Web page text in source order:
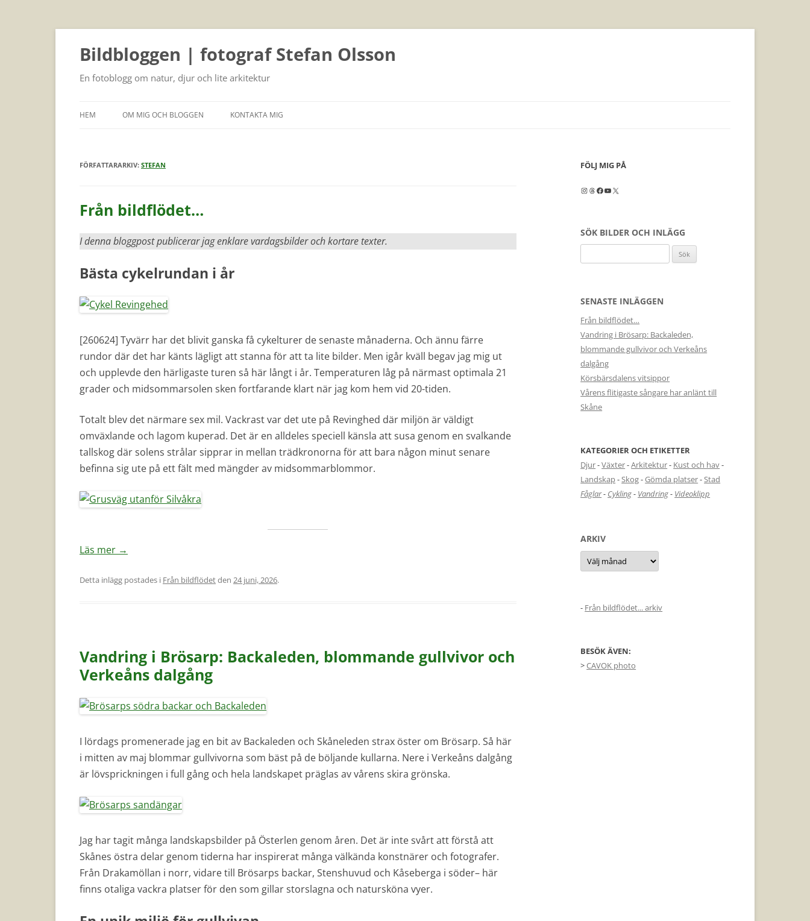
Bildbloggen | fotograf Stefan Olsson
En fotoblogg om natur, djur och lite arkitektur
HEM OM MIG OCH BLOGGEN KONTAKTA MIG
FÖRFATTARARKIV: STEFAN
Från bildflödet…
I denna bloggpost publicerar jag enklare vardagsbilder och kortare texter.
Bästa cykelrundan i år
[260624] Tyvärr har det blivit ganska få cykelturer de senaste månaderna. Och ännu färre
rundor där det har känts lägligt att stanna för att ta lite bilder. Men igår kväll begav jag mig ut
och upplevde den härligaste turen så här långt i år. Temperaturen låg på närmast optimala 21
grader och midsommarsolen sken fortfarande klart när jag kom hem vid 20-tiden.
Totalt blev det närmare sex mil. Vackrast var det ute på Revinghed där miljön är väldigt
omväxlande och lagom kuperad. Det är en alldeles speciell känsla att susa genom en svalkande
tallskog där solens strålar sipprar in mellan trädkronorna för att bara någon minut senare
befinna sig ute på ett fält med mängder av midsommarblommor.
Läs mer →
Detta inlägg postades i Från bildflödetden 24 juni, 2026.
Vandring i Brösarp: Backaleden, blommande gullvivor och
Verkeåns dalgång
I lördags promenerade jag en bit av Backaleden och Skåneleden strax öster om Brösarp. Så här
i mitten av maj blommar gullvivorna som bäst på de böljande kullarna. Nere i Verkeåns dalgång
är lövsprickningen i full gång och hela landskapet präglas av vårens skira grönska.
Jag har tagit många landskapsbilder på Österlen genom åren. Det är inte svårt att förstå att
Skånes östra delar genom tiderna har inspirerat många välkända konstnärer och fotografer.
Från Drakamöllan i norr, vidare till Brösarps backar, Stenshuvud och Kåseberga i söder– här
finns otaliga vackra platser för den som gillar storslagna och natursköna vyer.
FÖLJ MIG PÅ
Instagram
Threads
Facebook
YouTube
X
SÖK BILDER OCH INLÄGG
efter:
SENASTE INLÄGGEN
Från bildflödet…
Vandring i Brösarp: Backaleden,
blommande gullvivor och Verkeåns
dalgång
Körsbärsdalens vitsippor
Vårens flitigaste sångare har anlänt till
Skåne
KATEGORIER OCH ETIKETTER
Djur-Växter-Arkitektur- Kust och hav-
Landskap-Skog-Gömda platser-Stad
Fåglar- Cykling- Vandring- Videoklipp
ARKIV
Arkiv
- Från bildflödet... arkiv
BESÖK ÄVEN:
>CAVOK photo